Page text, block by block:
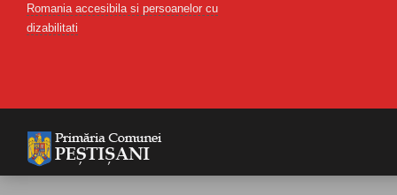
Romania accesibila si persoanelor cu
dizabilitati